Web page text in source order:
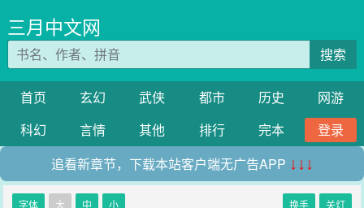
三月中文网
搜索
首页 玄幻 武侠 都市 历史
网游
科幻
言情 其他 排行 完本
登录
追看新章节，下载本站客户端无广告APP ↓↓↓
字体 大 中 小 换手 关灯